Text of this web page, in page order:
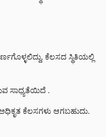
ಕೆಲಸದ ಸ್ಥಿತಿಯಲ್ಲಿ
ಸಾಧ್ಯತೆಯಿದೆ .
ಕೆಲಸಗಳು ಆಗಬಹುದು.